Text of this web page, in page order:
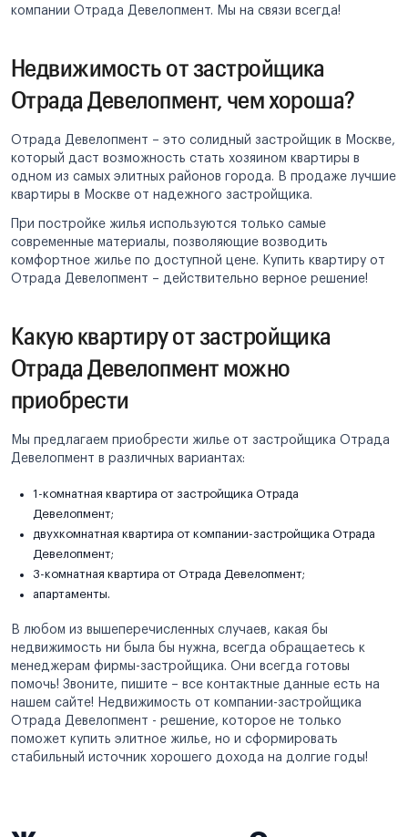
компании Отрада Девелопмент. Мы на связи всегда!
Недвижимость от застройщика
Отрада Девелопмент, чем хороша?
Отрада Девелопмент – это солидный застройщик в Москве,
который даст возможность стать хозяином квартиры в
одном из самых элитных районов города. В продаже лучшие
квартиры в Москве от надежного застройщика.
При постройке жилья используются только самые
современные материалы, позволяющие возводить
комфортное жилье по доступной цене. Купить квартиру от
Отрада Девелопмент – действительно верное решение!
Какую квартиру от застройщика
Отрада Девелопмент можно
приобрести
Мы предлагаем приобрести жилье от застройщика Отрада
Девелопмент в различных вариантах:
1-комнатная квартира от застройщика Отрада
Девелопмент;
двухкомнатная квартира от компании-застройщика Отрада
Девелопмент;
3-комнатная квартира от Отрада Девелопмент;
апартаменты.
В любом из вышеперечисленных случаев, какая бы
недвижимость ни была бы нужна, всегда обращаетесь к
менеджерам фирмы-застройщика. Они всегда готовы
помочь! Звоните, пишите – все контактные данные есть на
нашем сайте! Недвижимость от компании-застройщика
Отрада Девелопмент - решение, которое не только
поможет купить элитное жилье, но и сформировать
стабильный источник хорошего дохода на долгие годы!